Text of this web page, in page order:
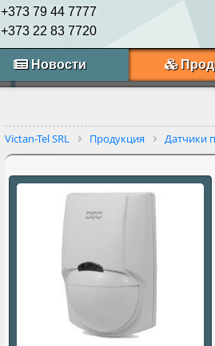
+373 79 44 7777
+373 22 83 7720
Новости
Victan-Tel SRL Продукция Датчики